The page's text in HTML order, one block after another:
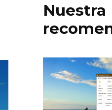
Nuestra